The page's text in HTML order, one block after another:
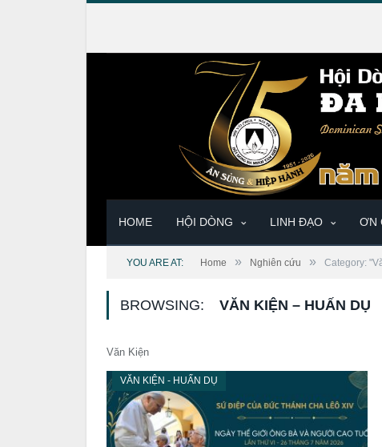
HOME HỘI DÒNG LINH ĐẠO ƠN
YOU ARE AT: Home » Nghiên cứu » Category:
BROWSING: VĂN KIỆN – HUẤN DỤ
Văn Kiện
VĂN KIỆN - HUẤN DỤ